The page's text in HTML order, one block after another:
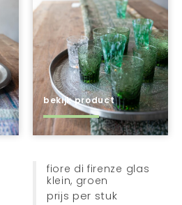
bekijk product
fiore di firenze glas
klein, groen
prijs per stuk